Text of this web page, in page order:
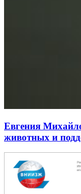
Евгения
животных и